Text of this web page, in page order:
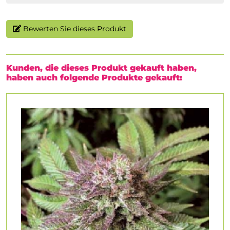
Bewerten Sie dieses Produkt
Kunden, die dieses Produkt gekauft haben,
haben auch folgende Produkte gekauft: